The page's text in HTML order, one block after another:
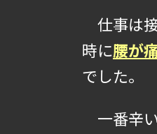
仕事は
時に腰が
でした。
一番辛